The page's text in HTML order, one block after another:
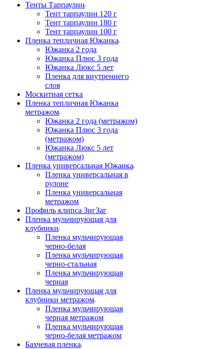
Тенты Тарпаулин
Тент тарпаулин 120 г
Тент тарпаулин 180 г
Тент тарпаулин 100 г
Пленка тепличная Южанка
Южанка 2 года
Южанка Плюс 3 года
Южанка Люкс 5 лет
Пленка для внутреннего
слоя
Москитная сетка
Пленка тепличная Южанка
метражом
Южанка 2 года (метражом)
Южанка Плюс 3 года
(метражом)
Южанка Люкс 5 лет
(метражом)
Пленка универсальная Южанка
Пленка универсальная в
рулоне
Пленка универсальная
метражом
Профиль клипса ЗигЗаг
Пленка мульчирующая для
клубники
Пленка мульчирующая
черно-белая
Пленка мульчирующая
черно-стальная
Пленка мульчирующая
черная
Пленка мульчирующая для
клубники метражом
Пленка мульчирующая
черная метражом
Пленка мульчирующая
черно-белая метражом
Бахчевая пленка